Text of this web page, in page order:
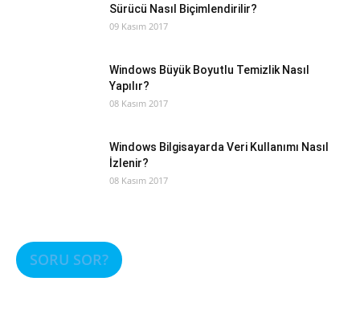
Sürücü Nasıl Biçimlendirilir?
09 Kasım 2017
Windows Büyük Boyutlu Temizlik Nasıl
Yapılır?
08 Kasım 2017
Windows Bilgisayarda Veri Kullanımı Nasıl
İzlenir?
08 Kasım 2017
SORU SOR?